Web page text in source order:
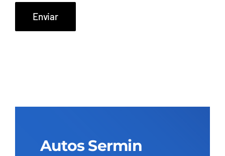
Autos Sermin